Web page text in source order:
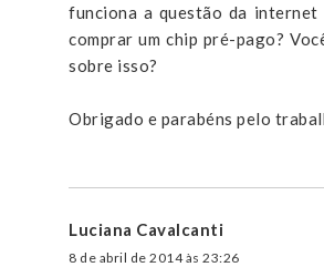
funciona a questão da internet
comprar um chip pré-pago?
sobre isso?
Obrigado e parabéns pelo
Luciana Cavalcanti
8 de abril de 2014 às 23:26